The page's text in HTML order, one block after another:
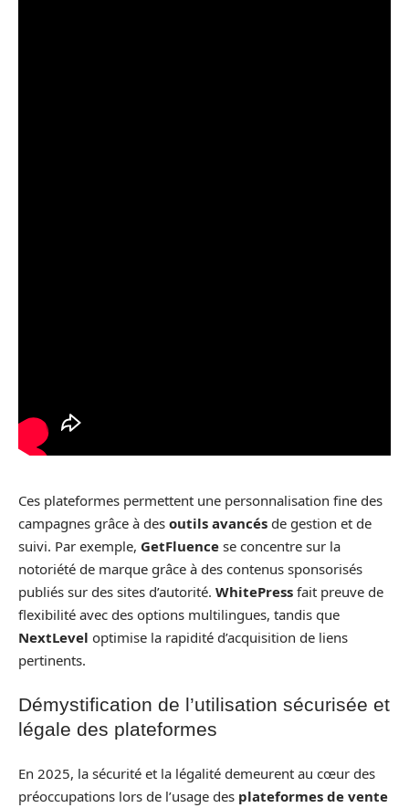
Ces plateformes permettent une personnalisation fine des
campagnes grâce à des outils avancés de gestion et de
suivi. Par exemple, GetFluence se concentre sur la
notoriété de marque grâce à des contenus sponsorisés
publiés sur des sites d’autorité. WhitePress fait preuve de
flexibilité avec des options multilingues, tandis que
NextLevel optimise la rapidité d’acquisition de liens
pertinents.
Démystification de l’utilisation sécurisée et
légale des plateformes
En 2025, la sécurité et la légalité demeurent au cœur des
préoccupations lors de l’usage des plateformes de vente